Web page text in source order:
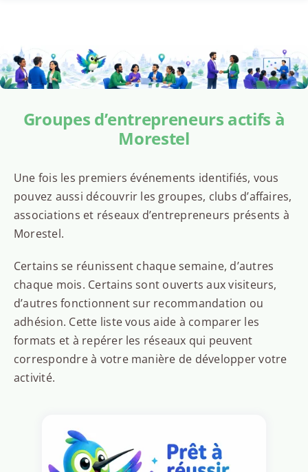
Groupes d’entrepreneurs actifs à
Morestel
Une fois les premiers événements identifiés, vous
pouvez aussi découvrir les groupes, clubs d’affaires,
associations et réseaux d’entrepreneurs présents à
Morestel.
Certains se réunissent chaque semaine, d’autres
chaque mois. Certains sont ouverts aux visiteurs,
d’autres fonctionnent sur recommandation ou
adhésion. Cette liste vous aide à comparer les
formats et à repérer les réseaux qui peuvent
correspondre à votre manière de développer votre
activité.